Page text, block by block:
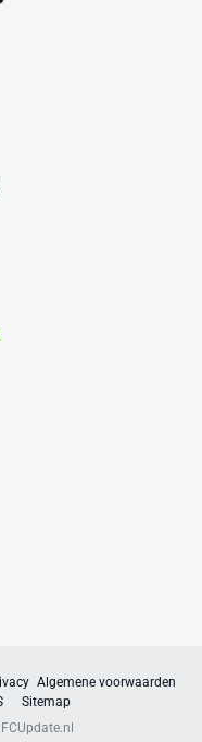
Algemene voorwaarden
Sitemap
FCUpdate.nl